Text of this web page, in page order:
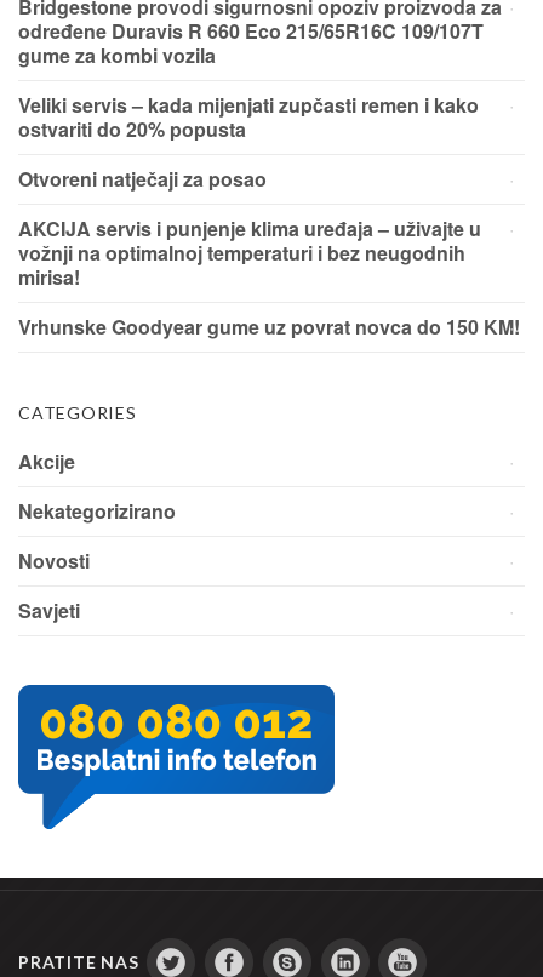
Bridgestone provodi sigurnosni opoziv proizvoda za
određene Duravis R 660 Eco 215/65R16C 109/107T
gume za kombi vozila
Veliki servis – kada mijenjati zupčasti remen i kako
ostvariti do 20% popusta
Otvoreni natječaji za posao
AKCIJA servis i punjenje klima uređaja – uživajte u
vožnji na optimalnoj temperaturi i bez neugodnih
mirisa!
Vrhunske Goodyear gume uz povrat novca do 150 KM!
CATEGORIES
Akcije
Nekategorizirano
Novosti
Savjeti
PRATITE NAS